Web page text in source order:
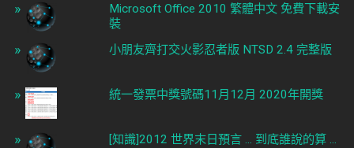
Microsoft Office 2010 繁體中文 免費下載安
裝
小朋友齊打交火影忍者版 NTSD 2.4 完整版
統一發票中獎號碼11月12月 2020年開獎
[知識]2012 世界末日預言 ... 到底誰說的算 ...